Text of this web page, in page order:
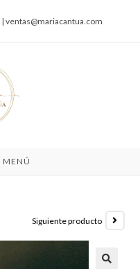
ventas@mariacantua.com
MENÚ
Siguiente producto